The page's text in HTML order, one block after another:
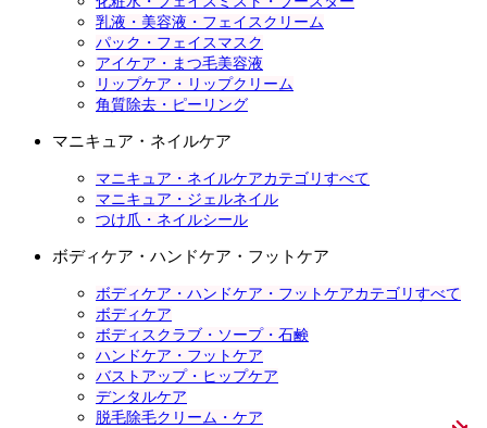
乳液・美容液・フェイスクリーム
パック・フェイスマスク
アイケア・まつ毛美容液
リップケア・リップクリーム
角質除去・ピーリング
マニキュア・ネイルケア
マニキュア・ネイルケアカテゴリすべて
マニキュア・ジェルネイル
つけ爪・ネイルシール
ボディケア・ハンドケア・フットケア
ボディケア・ハンドケア・フットケアカテゴリすべて
ボディケア
ボディスクラブ・ソープ・石鹸
ハンドケア・フットケア
バストアップ・ヒップケア
デンタルケア
脱毛除毛クリーム・ケア